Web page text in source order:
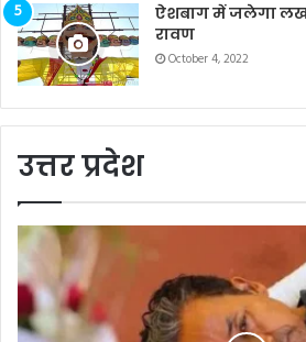
ऐशबाग में जलेगा
रावण
October 4, 2022
उत्तर प्रदेश